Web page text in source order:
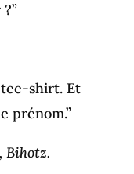
tee-shirt. Et
prénom.”
Bihotz.